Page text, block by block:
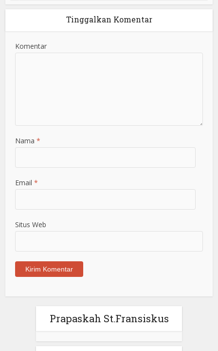
Tinggalkan Komentar
Komentar
Nama*
Email*
Situs Web
Prapaskah St.Fransiskus